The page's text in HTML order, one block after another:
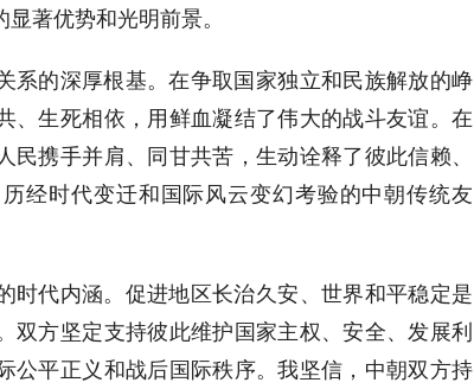
著优势和光明前景。
的深厚根基。在争取国家独立和民族解放的峥
、生死相依，用鲜血凝结了伟大的战斗友谊。在
携手并肩、同甘共苦，生动诠释了彼此信赖、
经时代变迁和国际风云变幻考验的中朝传统友
代内涵。促进地区长治久安、世界和平稳定是
双方坚定支持彼此维护国家主权、安全、发展利
公平正义和战后国际秩序。我坚信，中朝双方持